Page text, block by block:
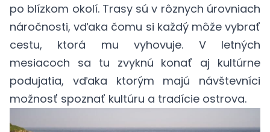
po blízkom okolí. Trasy sú v rôznych úrovniach
náročnosti, vďaka čomu si každý môže vybrať
cestu, ktorá mu vyhovuje. V letných
mesiacoch sa tu zvyknú konať aj kultúrne
podujatia, vďaka ktorým majú návštevníci
možnosť spoznať kultúru a tradície ostrova.